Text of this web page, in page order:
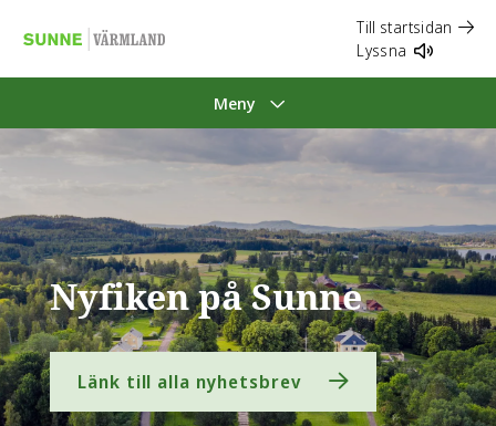
Till startsidan
Lyssna
Meny
Nyfiken på Sunne
Länk till alla nyhetsbrev